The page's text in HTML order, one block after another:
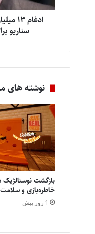
سناریو
نوشته های
بازگشت نوستالژیک
خاطره‌بازی و
1 روز پیش